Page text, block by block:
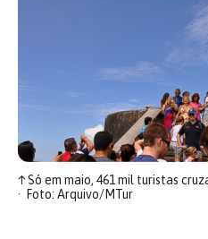
↑Só em maio, 461 mil turistas
Foto: Arquivo/MTur